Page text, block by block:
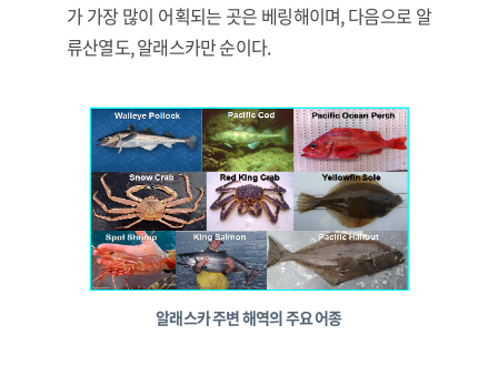
가 가장 많이 어획되는 곳은 베링해이며, 다음으로 알
류산열도, 알래스카만 순이다.
알래스카 주변 해역의 주요 어종